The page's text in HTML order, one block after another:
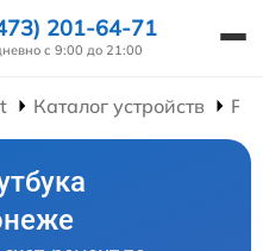
201-64-71
с 9:00 до 21:00
Каталог устройств